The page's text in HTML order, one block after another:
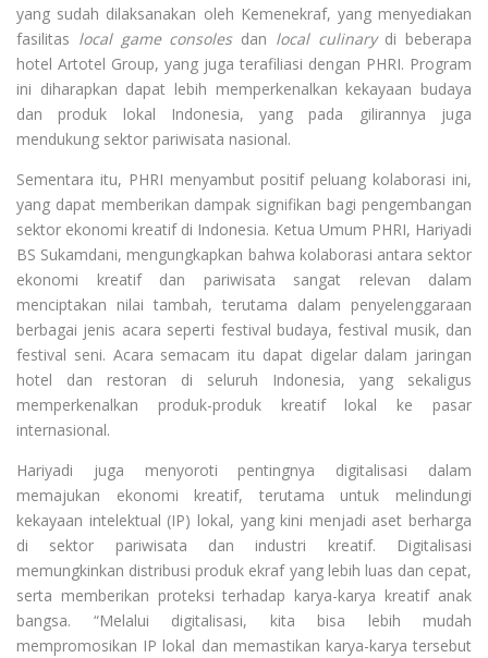
yang sudah dilaksanakan oleh Kemenekraf, yang menyediakan
fasilitas local game consolesdan local culinarydi beberapa
hotel Artotel Group, yang juga terafiliasi dengan PHRI. Program
ini diharapkan dapat lebih memperkenalkan kekayaan budaya
dan produk lokal Indonesia, yang pada gilirannya juga
mendukung sektor pariwisata nasional.
Sementara itu, PHRI menyambut positif peluang kolaborasi ini,
yang dapat memberikan dampak signifikan bagi pengembangan
sektor ekonomi kreatif di Indonesia. Ketua Umum PHRI, Hariyadi
BS Sukamdani, mengungkapkan bahwa kolaborasi antara sektor
ekonomi kreatif dan pariwisata sangat relevan dalam
menciptakan nilai tambah, terutama dalam penyelenggaraan
berbagai jenis acara seperti festival budaya, festival musik, dan
festival seni. Acara semacam itu dapat digelar dalam jaringan
hotel dan restoran di seluruh Indonesia, yang sekaligus
memperkenalkan produk-produk kreatif lokal ke pasar
internasional.
Hariyadi juga menyoroti pentingnya digitalisasi dalam
memajukan ekonomi kreatif, terutama untuk melindungi
kekayaan intelektual (IP) lokal, yang kini menjadi aset berharga
di sektor pariwisata dan industri kreatif. Digitalisasi
memungkinkan distribusi produk ekraf yang lebih luas dan cepat,
serta memberikan proteksi terhadap karya-karya kreatif anak
bangsa. “Melalui digitalisasi, kita bisa lebih mudah
mempromosikan IP lokal dan memastikan karya-karya tersebut